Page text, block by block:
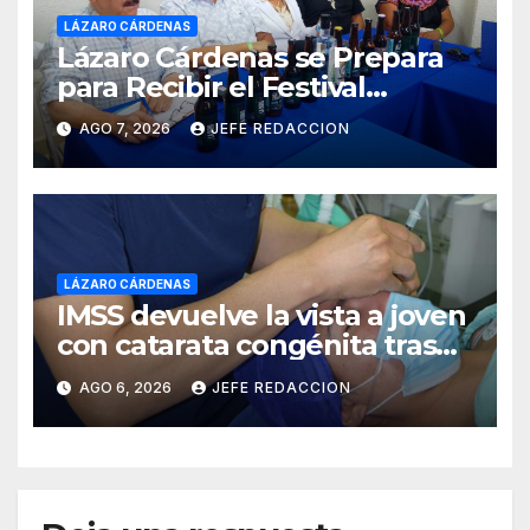
LÁZARO CÁRDENAS
Lázaro Cárdenas se Prepara
para Recibir el Festival
Internacional de la Cerveza
Costa de Michoacán 2026
AGO 7, 2026 JEFE REDACCION
LÁZARO CÁRDENAS
IMSS devuelve la vista a joven
con catarata congénita tras
23 años de limitación visual
AGO 6, 2026 JEFE REDACCION